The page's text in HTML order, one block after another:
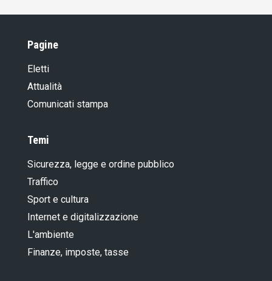
11.08.2020
Quando è troppo, è troppo – La campagna
Così le élite e i manager tentano di fregarci!
04.04.2018
Pagine
Eletti
Attualità
Comunicati stampa
Temi
Sicurezza, legge e ordine pubblico
Traffico
Sport e cultura
Internet e digitalizzazione
L'ambiente
Finanze, imposte, tasse